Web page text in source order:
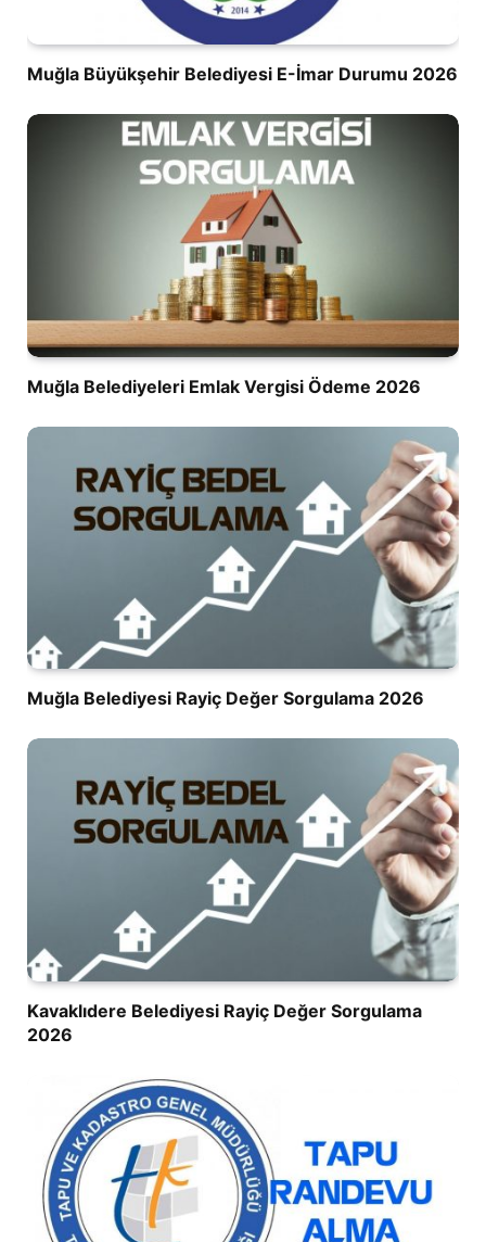
Muğla Büyükşehir Belediyesi E-İmar Durumu 2026
Muğla Belediyeleri Emlak Vergisi Ödeme 2026
Muğla Belediyesi Rayiç Değer Sorgulama 2026
Kavaklıdere Belediyesi Rayiç Değer Sorgulama
2026